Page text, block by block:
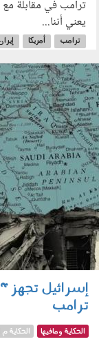
يعني أننا...
ترامب أمريكا
220701.jpg
إسرائيل تجهز
ترامب
الحكاية ومافيها الحكاية م